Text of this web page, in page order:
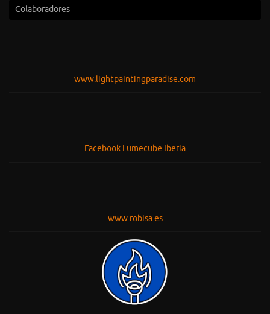
Colaboradores
www.lightpaintingparadise.com
Facebook Lumecube Iberia
www.robisa.es